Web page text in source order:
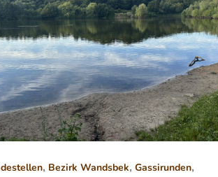
, Bezirk Wandsbek, Gassirunden,